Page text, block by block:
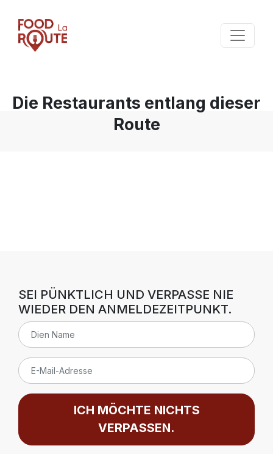
Die Restaurants entlang dieser
Route
SEI PÜNKTLICH UND VERPASSE NIE
WIEDER DEN ANMELDEZEITPUNKT.
ICH MÖCHTE NICHTS
VERPASSEN.